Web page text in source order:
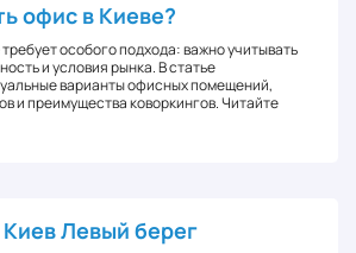
офис в Киеве?
особого подхода: важно учитывать
и условия рынка. В статье
варианты офисных помещений,
и преимущества коворкингов. Читайте
Левый берег